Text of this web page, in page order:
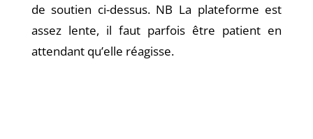
de soutien ci-dessus. NB La plateforme est
assez lente, il faut parfois être patient en
attendant qu’elle réagisse.